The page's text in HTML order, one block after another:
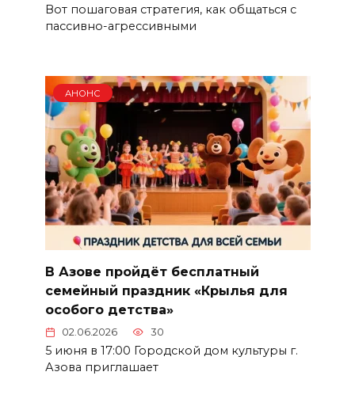
Вот пошаговая стратегия, как общаться с
пассивно-агрессивными
АНОНС
В Азове пройдёт бесплатный
семейный праздник «Крылья для
особого детства»
02.06.2026 30
5 июня в 17:00 Городской дом культуры г.
Азова приглашает